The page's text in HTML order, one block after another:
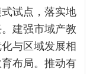
试点，落实地
建强市域产教
与区域发展相
布局。推动有